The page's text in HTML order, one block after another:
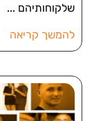
שלקוחותיהם
להמשך קריאה